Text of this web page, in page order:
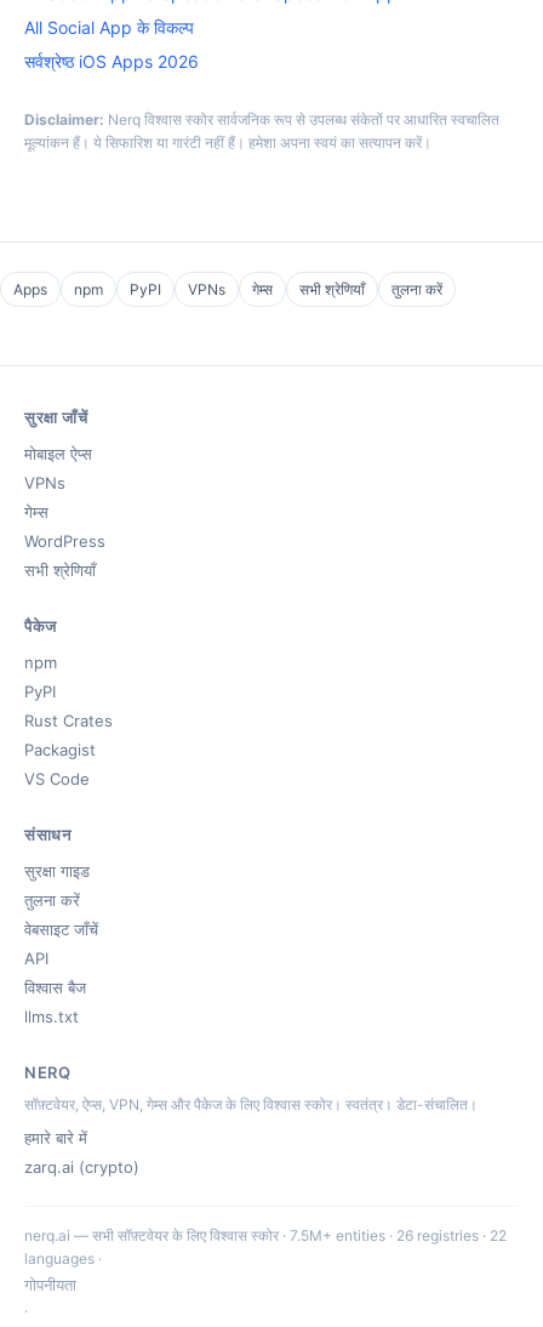
All Social App के विकल्प
सर्वश्रेष्ठ iOS Apps 2026
Disclaimer: Nerq विश्वास स्कोर सार्वजनिक रूप से उपलब्ध संकेतों पर आधारित स्वचालित
मूल्यांकन हैं। ये सिफारिश या गारंटी नहीं हैं। हमेशा अपना स्वयं का सत्यापन करें।
Apps npm PyPI VPNs गेम्स सभी श्रेणियाँ तुलना करें
सुरक्षा जाँचें
मोबाइल ऐप्स
VPNs
गेम्स
WordPress
सभी श्रेणियाँ
पैकेज
npm
PyPI
Rust Crates
Packagist
VS Code
संसाधन
सुरक्षा गाइड
तुलना करें
वेबसाइट जाँचें
API
विश्वास बैज
llms.txt
NERQ
सॉफ़्टवेयर, ऐप्स, VPN, गेम्स और पैकेज के लिए विश्वास स्कोर। स्वतंत्र। डेटा-संचालित।
हमारे बारे में
zarq.ai (crypto)
nerq.ai — सभी सॉफ़्टवेयर के लिए विश्वास स्कोर · 7.5M+ entities · 26 registries · 22
languages ·
गोपनीयता
·